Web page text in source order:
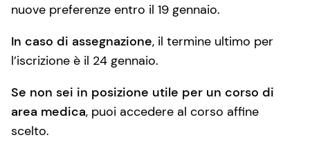
nuove preferenze entro il 19 gennaio.
In caso di assegnazione, il termine ultimo per
l’iscrizione è il 24 gennaio.
Se non sei in posizione utile per un corso di
area medica, puoi accedere al corso affine
scelto.